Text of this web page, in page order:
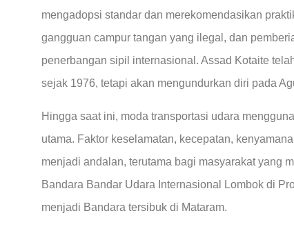
mengadopsi standar dan merekomendasikan
gangguan campur tangan yang ilegal, dan
penerbangan sipil internasional. Assad Kotaite
sejak 1976, tetapi akan mengundurkan diri pada
Hingga saat ini, moda transportasi udara
utama. Faktor keselamatan, kecepatan,
menjadi andalan, terutama bagi masyarakat yang
Bandara Bandar Udara Internasional Lombok di
menjadi Bandara tersibuk di Mataram.